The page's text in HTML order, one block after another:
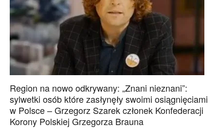
Region na nowo odkrywany: „Znani nieznani”:
sylwetki osób które zasłynęły swoimi osiągnięciami
w Polsce – Grzegorz Szarek członek Konfederacji
Korony Polskiej Grzegorza Brauna